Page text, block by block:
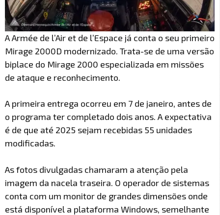
A Armée de l’Air et de l’Espace já conta o seu primeiro
Mirage 2000D modernizado. Trata-se de uma versão
biplace do Mirage 2000 especializada em missões
de ataque e reconhecimento.
A primeira entrega ocorreu em 7 de janeiro, antes de
o programa ter completado dois anos. A expectativa
é de que até 2025 sejam recebidas 55 unidades
modificadas.
As fotos divulgadas chamaram a atenção pela
imagem da nacela traseira. O operador de sistemas
conta com um monitor de grandes dimensões onde
está disponível a plataforma Windows, semelhante